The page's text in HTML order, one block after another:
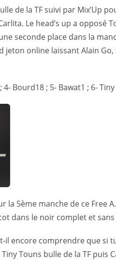
de la TF suivi par Mix’Up
Le head’s up a opposé
seconde place dans la
jeton online laissant Alain
; 4- Bourd18 ; 5- Bawat1 ; 6-
5ème manche de ce Free
dans le noir complet et
encore comprendre que si tu
Touns bulle de la TF puis